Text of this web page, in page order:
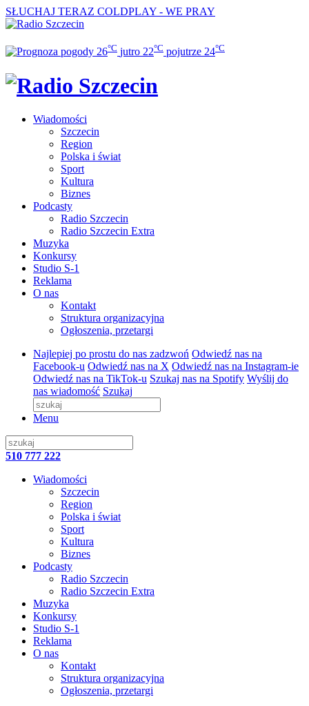
SŁUCHAJ TERAZ COLDPLAY - WE PRAY
26°C jutro 22°C pojutrze 24°C
Wiadomości
Szczecin
Region
Polska i świat
Sport
Kultura
Biznes
Podcasty
Radio Szczecin
Radio Szczecin Extra
Muzyka
Konkursy
Studio S-1
Reklama
O nas
Kontakt
Struktura organizacyjna
Ogłoszenia, przetargi
Najlepiej po prostu do nas zadzwoń Odwiedź nas na
Facebook-u Odwiedź nas na X Odwiedź nas na Instagram-ie
Odwiedź nas na TikTok-u Szukaj nas na Spotify Wyślij do
nas wiadomość Szukaj
Menu
510 777 222
Wiadomości
Szczecin
Region
Polska i świat
Sport
Kultura
Biznes
Podcasty
Radio Szczecin
Radio Szczecin Extra
Muzyka
Konkursy
Studio S-1
Reklama
O nas
Kontakt
Struktura organizacyjna
Ogłoszenia, przetargi